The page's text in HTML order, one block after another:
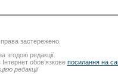
застережено.
згодою редакції.
обов’язкове посилання на
редакції